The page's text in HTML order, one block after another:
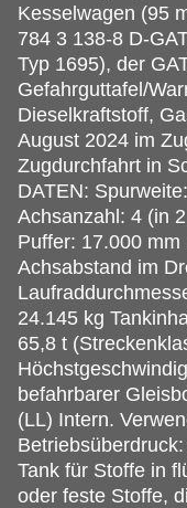
Kesselwagen (95
784 3 138-8 D-
Typ 1695), der
Gefahrguttafel/
Dieselkraftstoff,
August 2024 im
Zugdurchfahrt in
DATEN:
Achsanzahl: 4 (in
Puffer: 17.000
Achsabstand im
24.145 kg
65,8 t
befahrbarer
(LL) Intern.
Tank für Stoffe in
oder feste Stoffe,